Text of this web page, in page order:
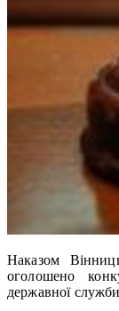
Наказом
оголошено
державної